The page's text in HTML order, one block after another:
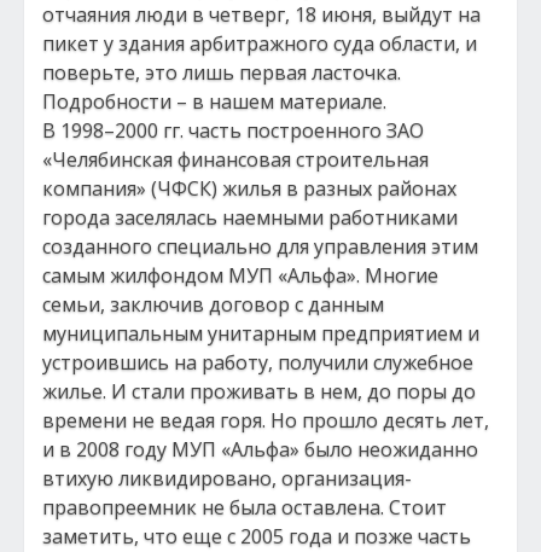
отчаяния люди в четверг, 18 июня, выйдут на
пикет у здания арбитражного суда области, и
поверьте, это лишь первая ласточка.
Подробности – в нашем материале.
В 1998–2000 гг. часть построенного ЗАО
«Челябинская финансовая строительная
компания» (ЧФСК) жилья в разных районах
города заселялась наемными работниками
созданного специально для управления этим
самым жилфондом МУП «Альфа». Многие
семьи, заключив договор с данным
муниципальным унитарным предприятием и
устроившись на работу, получили служебное
жилье. И стали проживать в нем, до поры до
времени не ведая горя. Но прошло десять лет,
и в 2008 году МУП «Альфа» было неожиданно
втихую ликвидировано, организация-
правопреемник не была оставлена. Стоит
заметить, что еще с 2005 года и позже часть